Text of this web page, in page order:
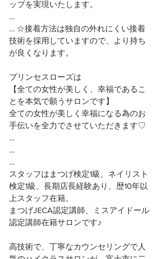
ップを実現いたします。
…
… ☆接着方法は独自の外れにくい接着
技術を採用していますので、より持ち
が良くなります。
プリンセスローズは
【全ての女性が美しく、幸福であるこ
とを本気で願うサロンです】
全ての女性が美しく幸福になる為のお
手伝いを全力でさせていただきます♡
…
…
…
スタッフはまつげ検定1級、ネイリスト
検定1級、長期店長経験あり、歴10年以
上スタッフ在籍。
まつげJECA認定講師、ミスアイドール
認定講師在籍サロンです♪
高技術で、丁寧なカウンセリングで人